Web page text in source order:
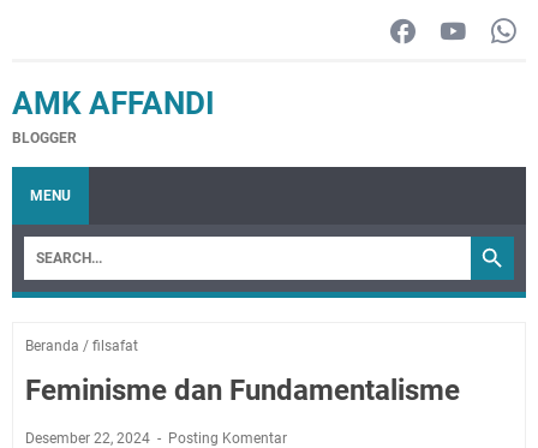
AMK AFFANDI
BLOGGER
MENU
Beranda / filsafat
Feminisme dan Fundamentalisme
Desember 22, 2024 Posting Komentar